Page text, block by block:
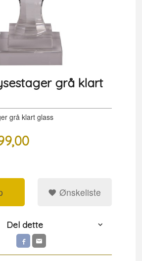
grå klart
grå klart glass
Ønskeliste
Del dette